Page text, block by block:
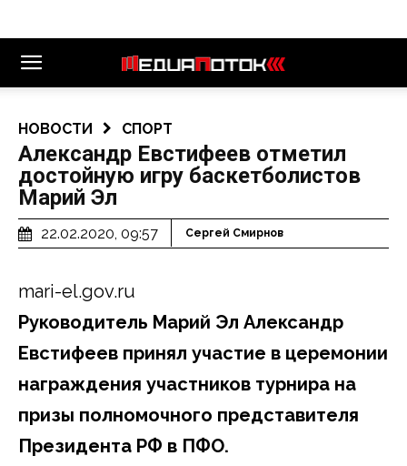
НОВОСТИ СПОРТ
Александр Евстифеев отметил
достойную игру баскетболистов
Марий Эл
22.02.2020, 09:57 Сергей Смирнов
mari-el.gov.ru
Руководитель Марий Эл Александр
Евстифеев принял участие в церемонии
награждения участников турнира на
призы полномочного представителя
Президента РФ в ПФО.